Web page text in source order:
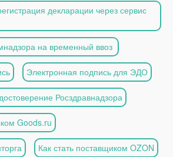
декларации через сервис
на временный ввоз
Электронная подпись для ЭДО
Росздравнадзора
Goods.ru
Как стать поставщиком OZON